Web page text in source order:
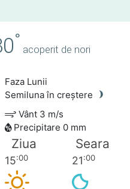
°
acoperit de nori
Faza Lunii
Semiluna în creștere
Vânt 3 m/s
Precipitare 0 mm
Ziua Seara
15:00 21:00